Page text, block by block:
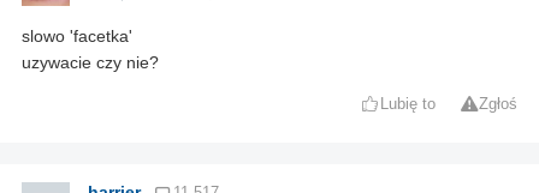
slowo 'facetka'
uzywacie czy nie?
Lubię to Zgłoś